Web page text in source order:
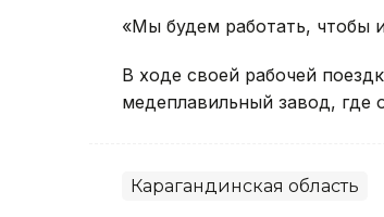
«Мы будем работать, чтобы
В ходе своей рабочей
медеплавильный завод, где
Карагандинская область